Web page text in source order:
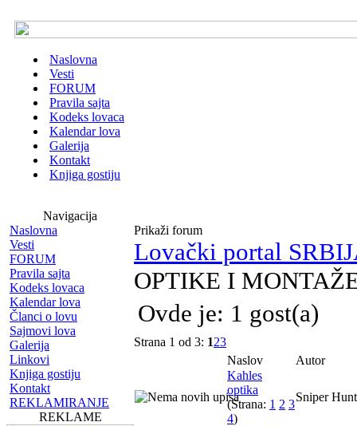
Naslovna
Vesti
FORUM
Pravila sajta
Kodeks lovaca
Kalendar lova
Galerija
Kontakt
Knjiga gostiju
Navigacija
Naslovna
Vesti
FORUM
Pravila sajta
Kodeks lovaca
Kalendar lova
Članci o lovu
Sajmovi lova
Galerija
Linkovi
Knjiga gostiju
Kontakt
REKLAMIRANJE
REKLAME
Prikaži forum
Lovački portal
OPTIKE I
Ovde je: 1 gost(a)
Strana 1 od 3: 123
Naslov
Autor
Kahles
optika
(Strana: 1 2 3
4)
Sniper